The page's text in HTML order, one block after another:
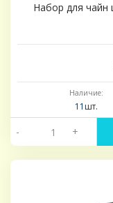
Набор для чайн
Наличие:
11шт.
- +